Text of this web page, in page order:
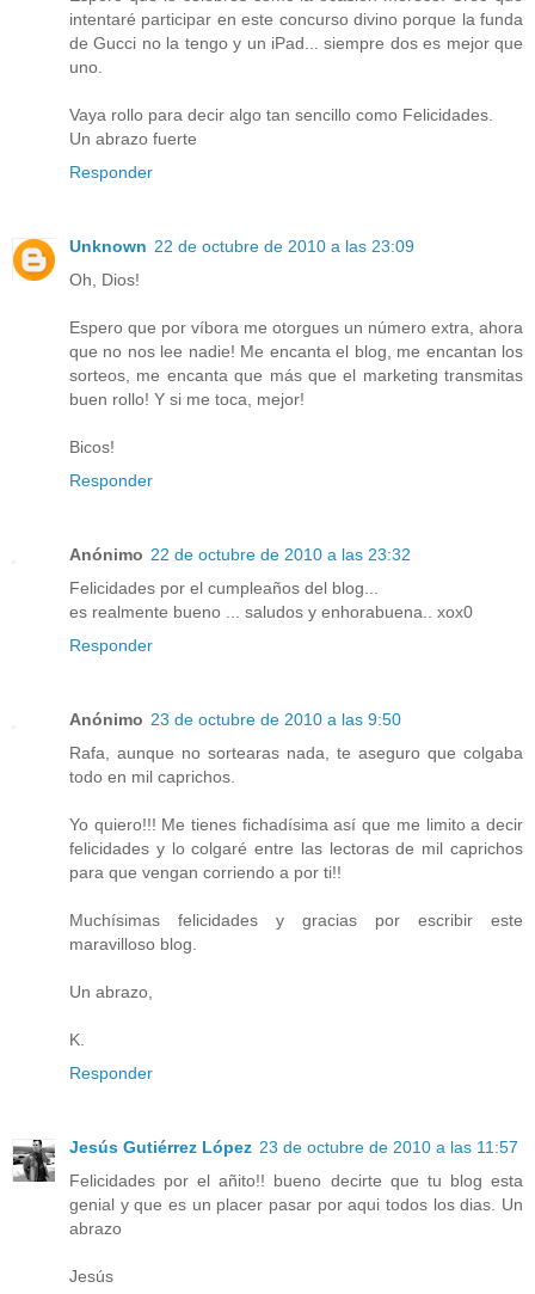
intentaré participar en este concurso divino porque la funda
de Gucci no la tengo y un iPad... siempre dos es mejor que
uno.
Vaya rollo para decir algo tan sencillo como Felicidades.
Un abrazo fuerte
Responder
Unknown 22 de octubre de 2010 a las 23:09
Oh, Dios!
Espero que por víbora me otorgues un número extra, ahora
que no nos lee nadie! Me encanta el blog, me encantan los
sorteos, me encanta que más que el marketing transmitas
buen rollo! Y si me toca, mejor!
Bicos!
Responder
Anónimo 22 de octubre de 2010 a las 23:32
Felicidades por el cumpleaños del blog...
es realmente bueno ... saludos y enhorabuena.. xox0
Responder
Anónimo 23 de octubre de 2010 a las 9:50
Rafa, aunque no sortearas nada, te aseguro que colgaba
todo en mil caprichos.
Yo quiero!!! Me tienes fichadísima así que me limito a decir
felicidades y lo colgaré entre las lectoras de mil caprichos
para que vengan corriendo a por ti!!
Muchísimas felicidades y gracias por escribir este
maravilloso blog.
Un abrazo,
K.
Responder
Jesús Gutiérrez López 23 de octubre de 2010 a las 11:57
Felicidades por el añito!! bueno decirte que tu blog esta
genial y que es un placer pasar por aqui todos los dias. Un
abrazo
Jesús